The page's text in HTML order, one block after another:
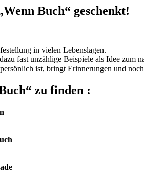
Buch“ geschenkt!
in vielen Lebenslagen.
fast unzählige Beispiele als Idee zum
ist, bringt Erinnerungen und
zu finden :